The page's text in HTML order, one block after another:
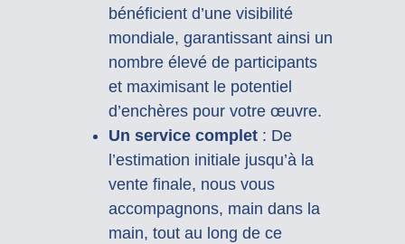
bénéficient d’une visibilité
mondiale, garantissant ainsi un
nombre élevé de participants
et maximisant le potentiel
d’enchères pour votre œuvre.
Un service complet: De
l’estimation initiale jusqu’à la
vente finale, nous vous
accompagnons, main dans la
main, tout au long de ce